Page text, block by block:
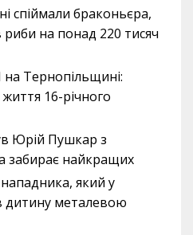
спіймали браконьєра,
на понад 220 тисяч
Тернопільщині:
16-річного
Юрій Пушкар з
забирає найкращих
який у
дитину металевою